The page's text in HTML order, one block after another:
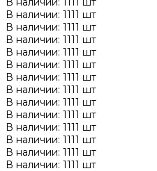
В наличии: 1111 шт
В наличии: 1111 шт
В наличии: 1111 шт
В наличии: 1111 шт
В наличии: 1111 шт
В наличии: 1111 шт
В наличии: 1111 шт
В наличии: 1111 шт
В наличии: 1111 шт
В наличии: 1111 шт
В наличии: 1111 шт
В наличии: 1111 шт
В наличии: 1111 шт